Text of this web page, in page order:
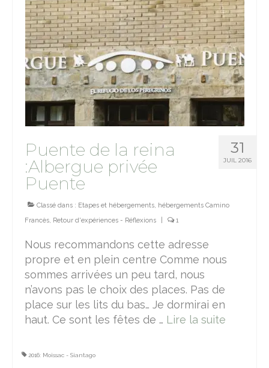
31
JUIL 2016
Puente de la reina
:Albergue privée
Puente
Classé dans : Etapes et hébergements, hébergements Camino
Francès, Retour d'expériences - Réflexions 1
Nous recommandons cette adresse
propre et en plein centre Comme nous
sommes arrivées un peu tard, nous
n’avons pas le choix des places. Pas de
place sur les lits du bas… Je dormirai en
haut. Ce sont les fêtes de … Lire la suite­­
2016: Moissac - Siantago